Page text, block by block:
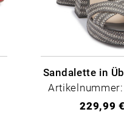
Sandalette in
229,99